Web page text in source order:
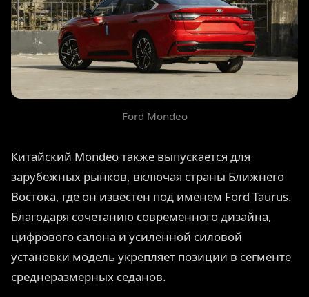
Ford Mondeo
Китайский Mondeo также выпускается для
зарубежных рынков, включая страны Ближнего
Востока, где он известен под именем Ford Taurus.
Благодаря сочетанию современного дизайна,
цифрового салона и усиленной силовой
установки модель укрепляет позиции в сегменте
среднеразмерных седанов.